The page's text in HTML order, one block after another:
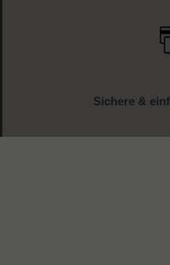
Sichere &